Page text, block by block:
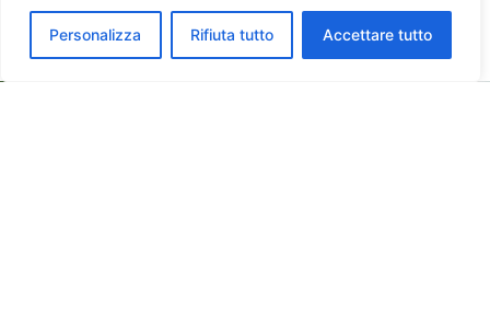
Personalizza Rifiuta tutto Accettare tutto